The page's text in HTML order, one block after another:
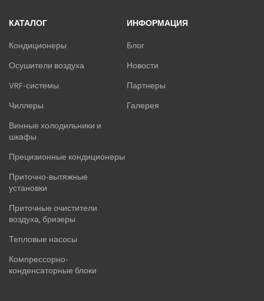
КАТАЛОГ
Кондиционеры
Осушители воздуха
VRF-системы
Чиллеры
Винные холодильники и
шкафы
Прецизионные кондиционеры
Приточно-вытяжные
установки
Приточные очистители
воздуха, бризеры
Тепловые насосы
Компрессорно-
конденсаторные блоки
ИНФОРМАЦИЯ
Блог
Новости
Партнеры
Галерея